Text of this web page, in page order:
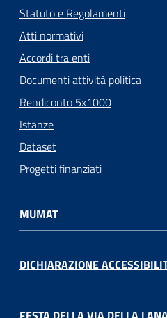
Statuto e Regolamenti
Atti normativi
Accordi tra enti
Documenti attività politica
Rendiconto 5x1000
Istanze
Dataset
Progetti finanziati
MUMAT
DICHIARAZIONE